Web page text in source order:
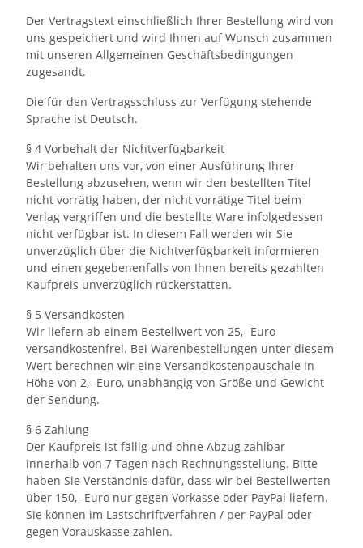
Der Vertragstext einschließlich Ihrer Bestellung wird von
uns gespeichert und wird Ihnen auf Wunsch zusammen
mit unseren Allgemeinen Geschäftsbedingungen
zugesandt.
Die für den Vertragsschluss zur Verfügung stehende
Sprache ist Deutsch.
§ 4 Vorbehalt der Nichtverfügbarkeit
Wir behalten uns vor, von einer Ausführung Ihrer
Bestellung abzusehen, wenn wir den bestellten Titel
nicht vorrätig haben, der nicht vorrätige Titel beim
Verlag vergriffen und die bestellte Ware infolgedessen
nicht verfügbar ist. In diesem Fall werden wir Sie
unverzüglich über die Nichtverfügbarkeit informieren
und einen gegebenenfalls von Ihnen bereits gezahlten
Kaufpreis unverzüglich rückerstatten.
§ 5 Versandkosten
Wir liefern ab einem Bestellwert von 25,- Euro
versandkostenfrei. Bei Warenbestellungen unter diesem
Wert berechnen wir eine Versandkostenpauschale in
Höhe von 2,- Euro, unabhängig von Größe und Gewicht
der Sendung.
§ 6 Zahlung
Der Kaufpreis ist fällig und ohne Abzug zahlbar
innerhalb von 7 Tagen nach Rechnungsstellung. Bitte
haben Sie Verständnis dafür, dass wir bei Bestellwerten
über 150,- Euro nur gegen Vorkasse oder PayPal liefern.
Sie können im Lastschriftverfahren / per PayPal oder
gegen Vorauskasse zahlen.